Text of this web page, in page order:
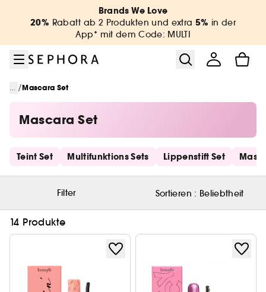
Brands We Love
20% Rabatt ab 2 Produkten und extra 5% in der
App* mit dem Code: MULTI
... /Mascara Set
Mascara Set
Schnelllinks überspringen
Teint Set Multifunktions Sets Lippenstift Set
Filter Sortieren : Beliebtheit
14 Produkte